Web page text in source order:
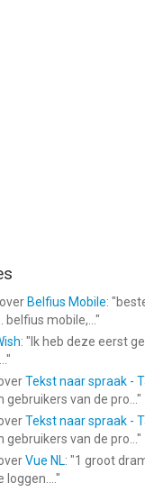
Belfius Mobile: "
mobile,... "
: " Ik heb deze eerst
"
Tekst naar spraak -
van de pro... "
Tekst naar spraak -
van de pro... "
Vue NL: "1 groot
"